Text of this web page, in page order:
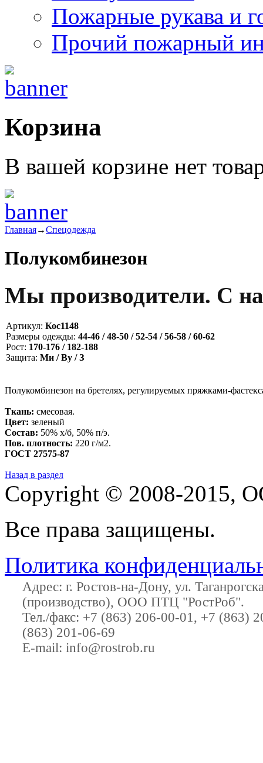
Пожарные рукава и
Прочий пожарный
Корзина
В вашей корзине нет
Главная→Спецодежда
Полукомбинезон
Мы производители. С
Артикул: Кос1148
Размеры одежды: 44-46 / 48-50 / 52-54 / 56-58 / 60-62
Рост: 170-176 / 182-188
Защита: Ми / Ву / З
Полукомбинезон на бретелях, регулируемых пряжками-
Ткань: смесовая.
Цвет: зеленый
Состав: 50% х/б, 50% п/э.
Пов. плотность: 220 г/м2.
ГОСТ 27575-87
Назад в раздел
Copyright © 2008-2015,
Все права защищены.
Политика
Адрес: г. Ростов-на-Дону, ул.
(производство), ООО ПТЦ "РостРоб".
Тел./факс: +7 (863) 206-00-01 , +7 (863)
(863) 201-06-69
E-mail: info@rostrob.ru